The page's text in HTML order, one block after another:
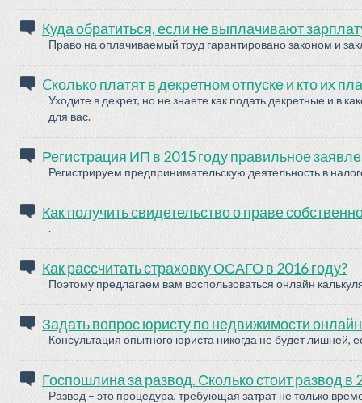
Куда обратиться, если не выплачивают
Право на оплачиваемый труд гарантировано законом и
Cколько платят в декретном отпуске и кто их
Уходите в декрет, но не знаете как подать декретные и в
для вас.
Регистрация ИП в 2015 году правильное
Регистрируем предпринимательскую деятельность в
Как получить свидетельство о праве
.
Как рассчитать страховку ОСАГО в 2016 году?
Поэтому предлагаем вам воспользоваться онлайн
Задать вопрос юристу по недвижимости
Консультация опытного юриста никогда не будет
Госпошлина за развод. Сколько стоит развод в
Развод – это процедура, требующая затрат не только